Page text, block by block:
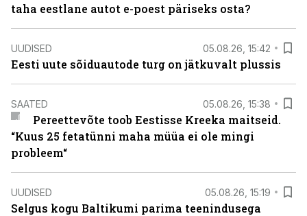
taha eestlane autot e-poest päriseks osta?
UUDISED 05.08.26, 15:42
Eesti uute sõiduautode turg on jätkuvalt plussis
SAATED 05.08.26, 15:38
Pereettevõte toob Eestisse Kreeka maitseid.
“Kuus 25 fetatünni maha müüa ei ole mingi
probleem“
UUDISED 05.08.26, 15:19
Selgus kogu Baltikumi parima teenindusega